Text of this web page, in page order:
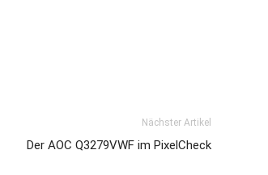
Nächster Artikel
Der AOC Q3279VWF im PixelCheck